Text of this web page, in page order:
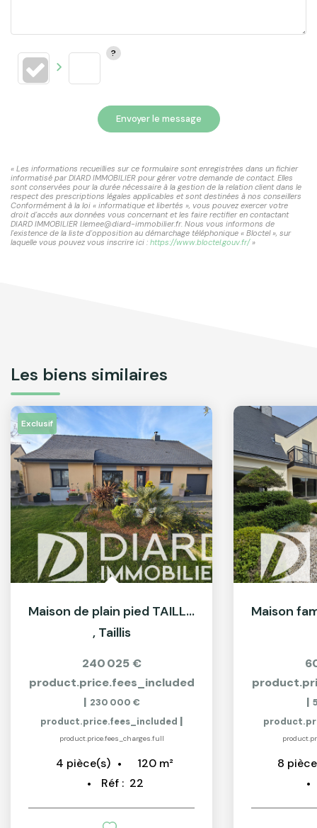
Envoyer le message
« Les informations recueillies sur ce formulaire sont enregistrées dans un fichier
informatisé par DIARD IMMOBILIER pour gérer votre demande de contact. Elles
sont conservées pour la durée nécessaire à la gestion de la relation client dans le
respect des prescriptions légales applicables et sont destinées à nos conseillers
Conformément à la loi « informatique et libertés », vous pouvez exercer votre
droit d'accès aux données vous concernant et les faire rectifier en contactant
DIARD IMMOBILIER l.lemee@diard-immobilier.fr. Nous vous informons de
l'existence de la liste d'opposition au démarchage téléphonique « Bloctel », sur
laquelle vous pouvez vous inscrire ici : https://www.bloctel.gouv.fr/»
Les biens similaires
Exclusif
Maison de plain pied TAILLIS
, Taillis
240 025 €
product.price.fees_included
| 230 000 €
product.price.fees_included |
product.price.fees_charges.full
4 pièce(s) 120 m²
Réf : 22
|
8